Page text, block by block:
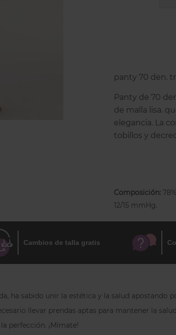
panty 70 den.
Panty de 70
de malla lisa.
elegancia. La
tobillos y
varices. En la
Sanitized®. La
Composición:
12/15 mmHg.
Cambios de talla gratis
ha sabido unir la estética y la salud apostando
llevar prendas aptas para mantener la
perfección. ¡Mímate!